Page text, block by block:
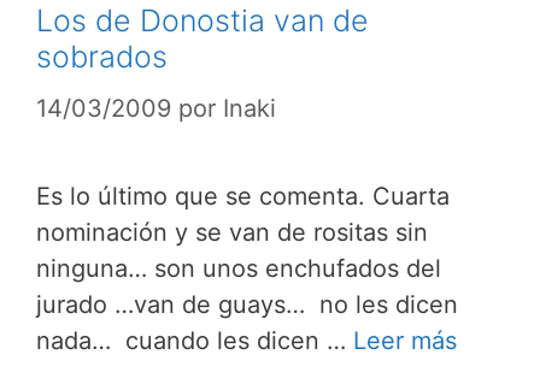
Los de Donostia van de
sobrados
14/03/2009 por Inaki
Es lo último que se comenta. Cuarta
nominación y se van de rositas sin
ninguna… son unos enchufados del
jurado …van de guays… no les dicen
nada… cuando les dicen … Leer más